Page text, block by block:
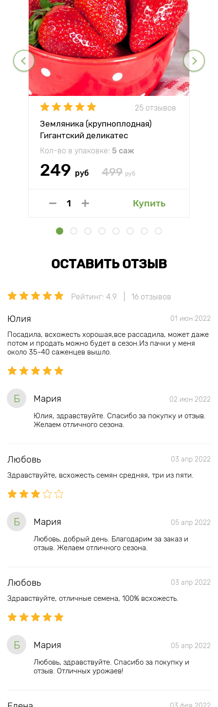
25 отзывов
Земляника (крупноплодная)
Гигантский деликатес
Кол-во в упаковке: 5 саж
249 руб 499 руб
Купить
ОСТАВИТЬ ОТЗЫВ
Рейтинг: 4.9 16 отзывов
Юлия 01 июн 2022
Посадила, всхожесть хорошая,все рассадила, может даже
потом и продать можно будет в сезон.Из пачки у меня
около 35-40 саженцев вышло.
Б Мария 02 июн 2022
Юлия, здравствуйте. Спасибо за покупку и отзыв.
Желаем отличного сезона.
Любовь 03 апр 2022
Здравствуйте, всхожесть семян средняя, три из пяти.
Б Мария 05 апр 2022
Любовь, добрый день. Благодарим за заказ и
отзыв. Желаем отличного сезона.
Любовь 03 апр 2022
Здравствуйте, отличные семена, 100% всхожесть.
Б Мария 05 апр 2022
Любовь, здравствуйте. Спасибо за покупку и
отзыв. Отличных урожаев!